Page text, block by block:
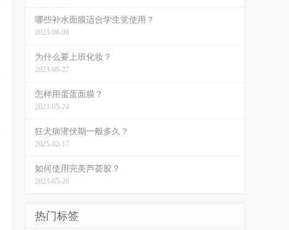
哪些补水面膜适合学生党使用？
2023-06-06
为什么要上班化妆？
2023-08-27
怎样用蛋蛋面膜？
2023-05-24
狂犬病潜伏期一般多久？
2025-02-17
如何使用完美芦荟胶？
2023-05-28
热门标签